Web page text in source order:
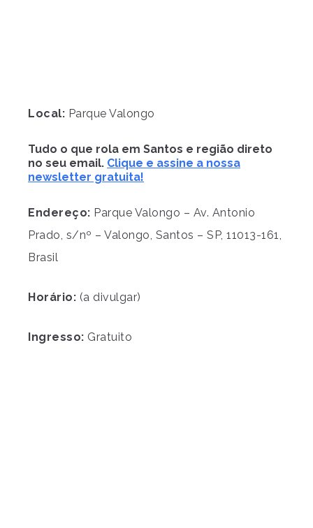
Local: Parque Valongo
Tudo o que rola em Santos e região direto
no seu email. Clique e assine a nossa
newsletter gratuita!
Endereço: Parque Valongo – Av. Antonio
Prado, s/nº – Valongo, Santos – SP, 11013-161,
Brasil
Horário: (a divulgar)
Ingresso: Gratuito